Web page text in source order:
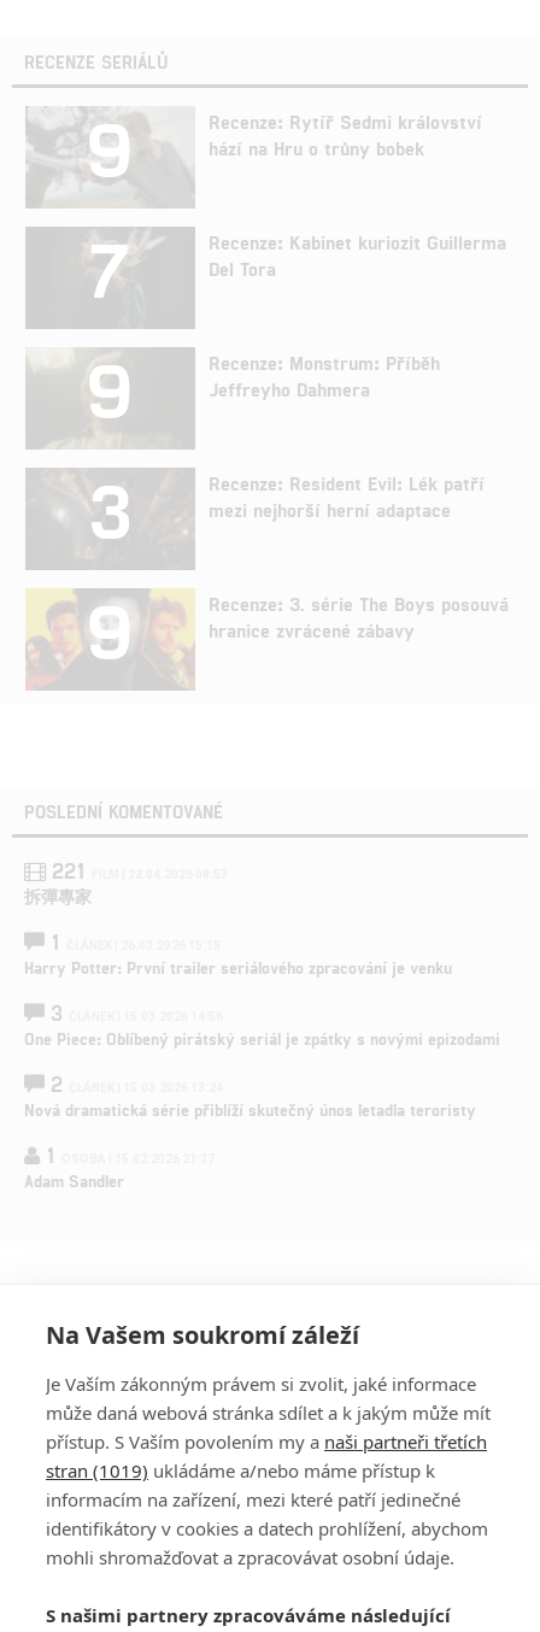
RECENZE SERIÁLŮ
9
Recenze: Rytíř Sedmi království
hází na Hru o trůny bobek
7
Recenze: Kabinet kuriozit Guillerma
Del Tora
9
Recenze: Monstrum: Příběh
Jeffreyho Dahmera
3
Recenze: Resident Evil: Lék patří
mezi nejhorší herní adaptace
9
Recenze: 3. série The Boys posouvá
hranice zvrácené zábavy
POSLEDNÍ KOMENTOVANÉ
221
拆彈專家
1
Harry Potter: První trailer seriálového zpracování je venku
3
One Piece: Oblíbený pirátský seriál je zpátky s novými epizodami
2
Nová dramatická série přiblíží skutečný únos letadla teroristy
1
Adam Sandler
PŘIHLÁSIT
REGISTROVAT
DISKUZE
Šéfredaktorkou webu jePetr Slavík, e-mailserialy@fandimefilmu.cz
Na Vašem soukromí záleží
Je Vaším zákonným právem si zvolit, jaké informace
může daná webová stránka sdílet a k jakým může mít
přístup. S Vaším povolením my a naši partneři třetích
stran (1019) ukládáme a/nebo máme přístup k
informacím na zařízení, mezi které patří jedinečné
identifikátory v cookies a datech prohlížení, abychom
mohli shromažďovat a zpracovávat osobní údaje.
S našimi partnery zpracováváme následující